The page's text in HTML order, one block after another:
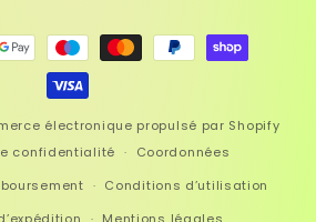
électronique propulsé par Shopify
confidentialité
Coordonnées
Conditions d’utilisation